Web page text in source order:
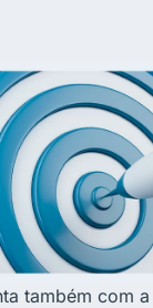
também com